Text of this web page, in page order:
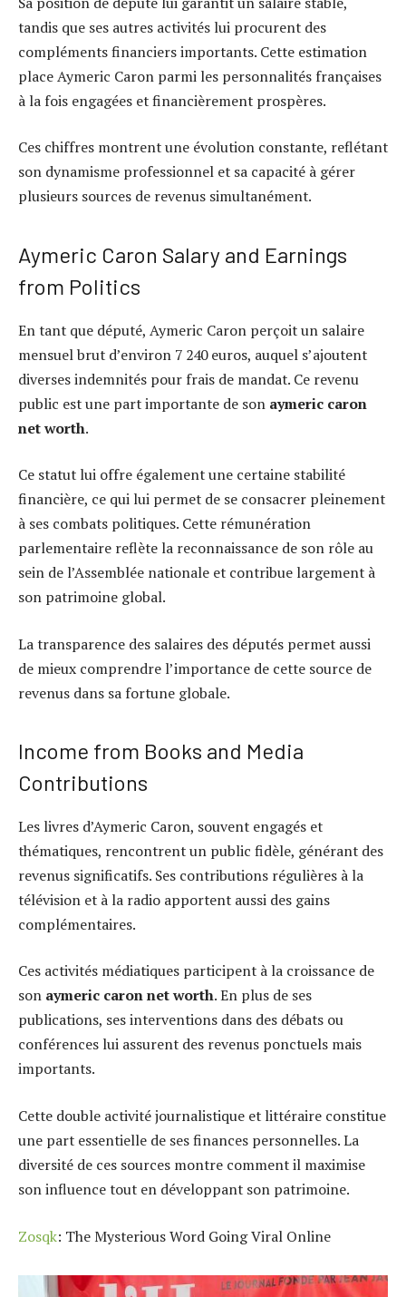
tandis que ses autres activités lui procurent des
compléments financiers importants. Cette estimation
place Aymeric Caron parmi les personnalités françaises
à la fois engagées et financièrement prospères.
Ces chiffres montrent une évolution constante, reflétant
son dynamisme professionnel et sa capacité à gérer
plusieurs sources de revenus simultanément.
Aymeric Caron Salary and Earnings
from Politics
En tant que député, Aymeric Caron perçoit un salaire
mensuel brut d’environ 7 240 euros, auquel s’ajoutent
diverses indemnités pour frais de mandat. Ce revenu
public est une part importante de son aymeric caron
net worth.
Ce statut lui offre également une certaine stabilité
financière, ce qui lui permet de se consacrer pleinement
à ses combats politiques. Cette rémunération
parlementaire reflète la reconnaissance de son rôle au
sein de l’Assemblée nationale et contribue largement à
son patrimoine global.
La transparence des salaires des députés permet aussi
de mieux comprendre l’importance de cette source de
revenus dans sa fortune globale.
Income from Books and Media
Contributions
Les livres d’Aymeric Caron, souvent engagés et
thématiques, rencontrent un public fidèle, générant des
revenus significatifs. Ses contributions régulières à la
télévision et à la radio apportent aussi des gains
complémentaires.
Ces activités médiatiques participent à la croissance de
son aymeric caron net worth. En plus de ses
publications, ses interventions dans des débats ou
conférences lui assurent des revenus ponctuels mais
importants.
Cette double activité journalistique et littéraire constitue
une part essentielle de ses finances personnelles. La
diversité de ces sources montre comment il maximise
son influence tout en développant son patrimoine.
Zosqk: The Mysterious Word Going Viral Online